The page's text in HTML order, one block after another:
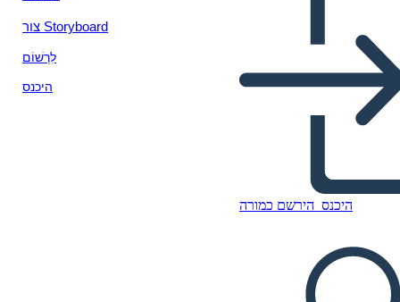
צור Storyboard
לִרְשׁוֹם
היכנס
היכנס הירשם כמורה
Antica Roma UVA Grafico